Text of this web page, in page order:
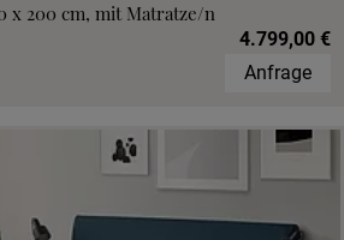
x 200 cm, mit Matratze/n
4.799,00 €
Anfrage